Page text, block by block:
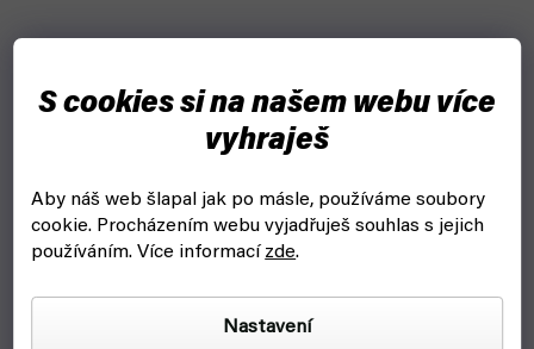
S cookies si na našem webu více
vyhraješ
Aby náš web šlapal jak po másle, používáme soubory
cookie. Procházením webu vyjadřuješ souhlas s jejich
používáním. Více informacízde.
Nastavení